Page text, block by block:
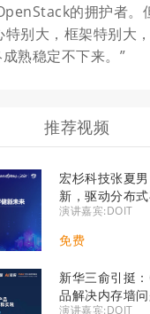
的拥护者。
别大，框架特别大
熟稳定不下来。”
推荐视频
宏杉科技张夏
新，驱动分布
演讲嘉宾:DOIT
免费
新华三俞引挺
品解决内存墙
演讲嘉宾:DOIT